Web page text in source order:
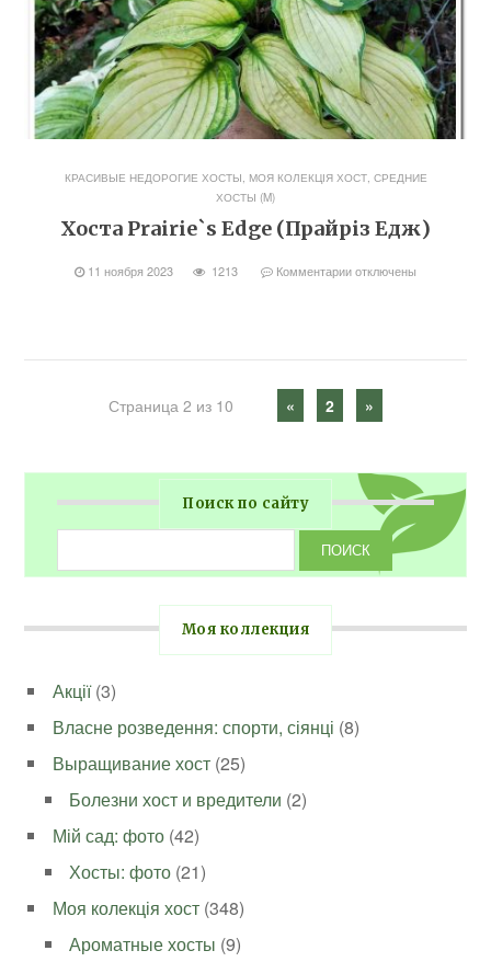
КРАСИВЫЕ НЕДОРОГИЕ ХОСТЫ, МОЯ КОЛЕКЦІЯ ХОСТ, СРЕДНИЕ
ХОСТЫ (M)
Хоста Prairie`s Edge (Прайріз Едж)
11 ноября 2023 1213 Комментарииотключены
Страница 2 из 10 « 2 »
Поиск по сайту
Моя коллекция
Акції(3)
Власне розведення: спорти, сіянці (8)
Выращивание хост (25)
Болезни хост и вредители (2)
Мій сад: фото (42)
Хосты: фото (21)
Моя колекція хост (348)
Ароматные хосты (9)